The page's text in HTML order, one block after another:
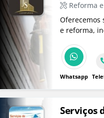
Reforma
Oferecemos
e reforma,
de
Nossa
as suas
Whatsapp
Serviços